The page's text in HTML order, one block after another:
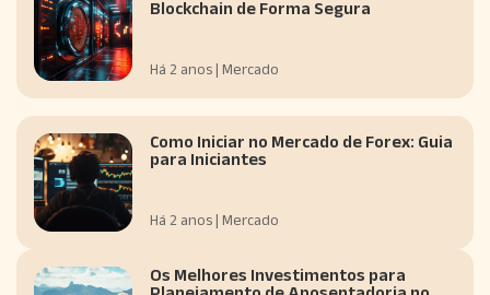
Blockchain de Forma Segura
Há 2 anos | Mercado
Como Iniciar no Mercado de Forex: Guia
para Iniciantes
Há 2 anos | Mercado
Os Melhores Investimentos para